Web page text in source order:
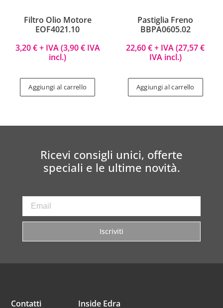
Filtro Olio Motore
EOF4021.10
3,20€+ IVA (3,90€IVA
incl.)
Aggiungi al carrello
Pastiglia Freno
BBPA0605.02
22,60€+ IVA (27,57€
IVA incl.)
Aggiungi al carrello
Ricevi consigli unici, offerte
speciali e le ultime novità.
Iscriviti
Inside Edra
Contatti